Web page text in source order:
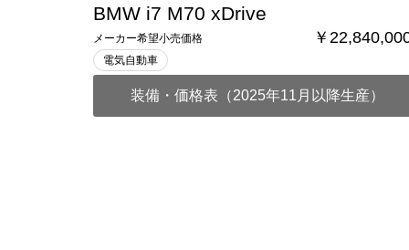
BMW i7 M70 xDrive
メーカー希望小売価格 ￥
電気自動車
装備・価格表（2025年11月以降生産）